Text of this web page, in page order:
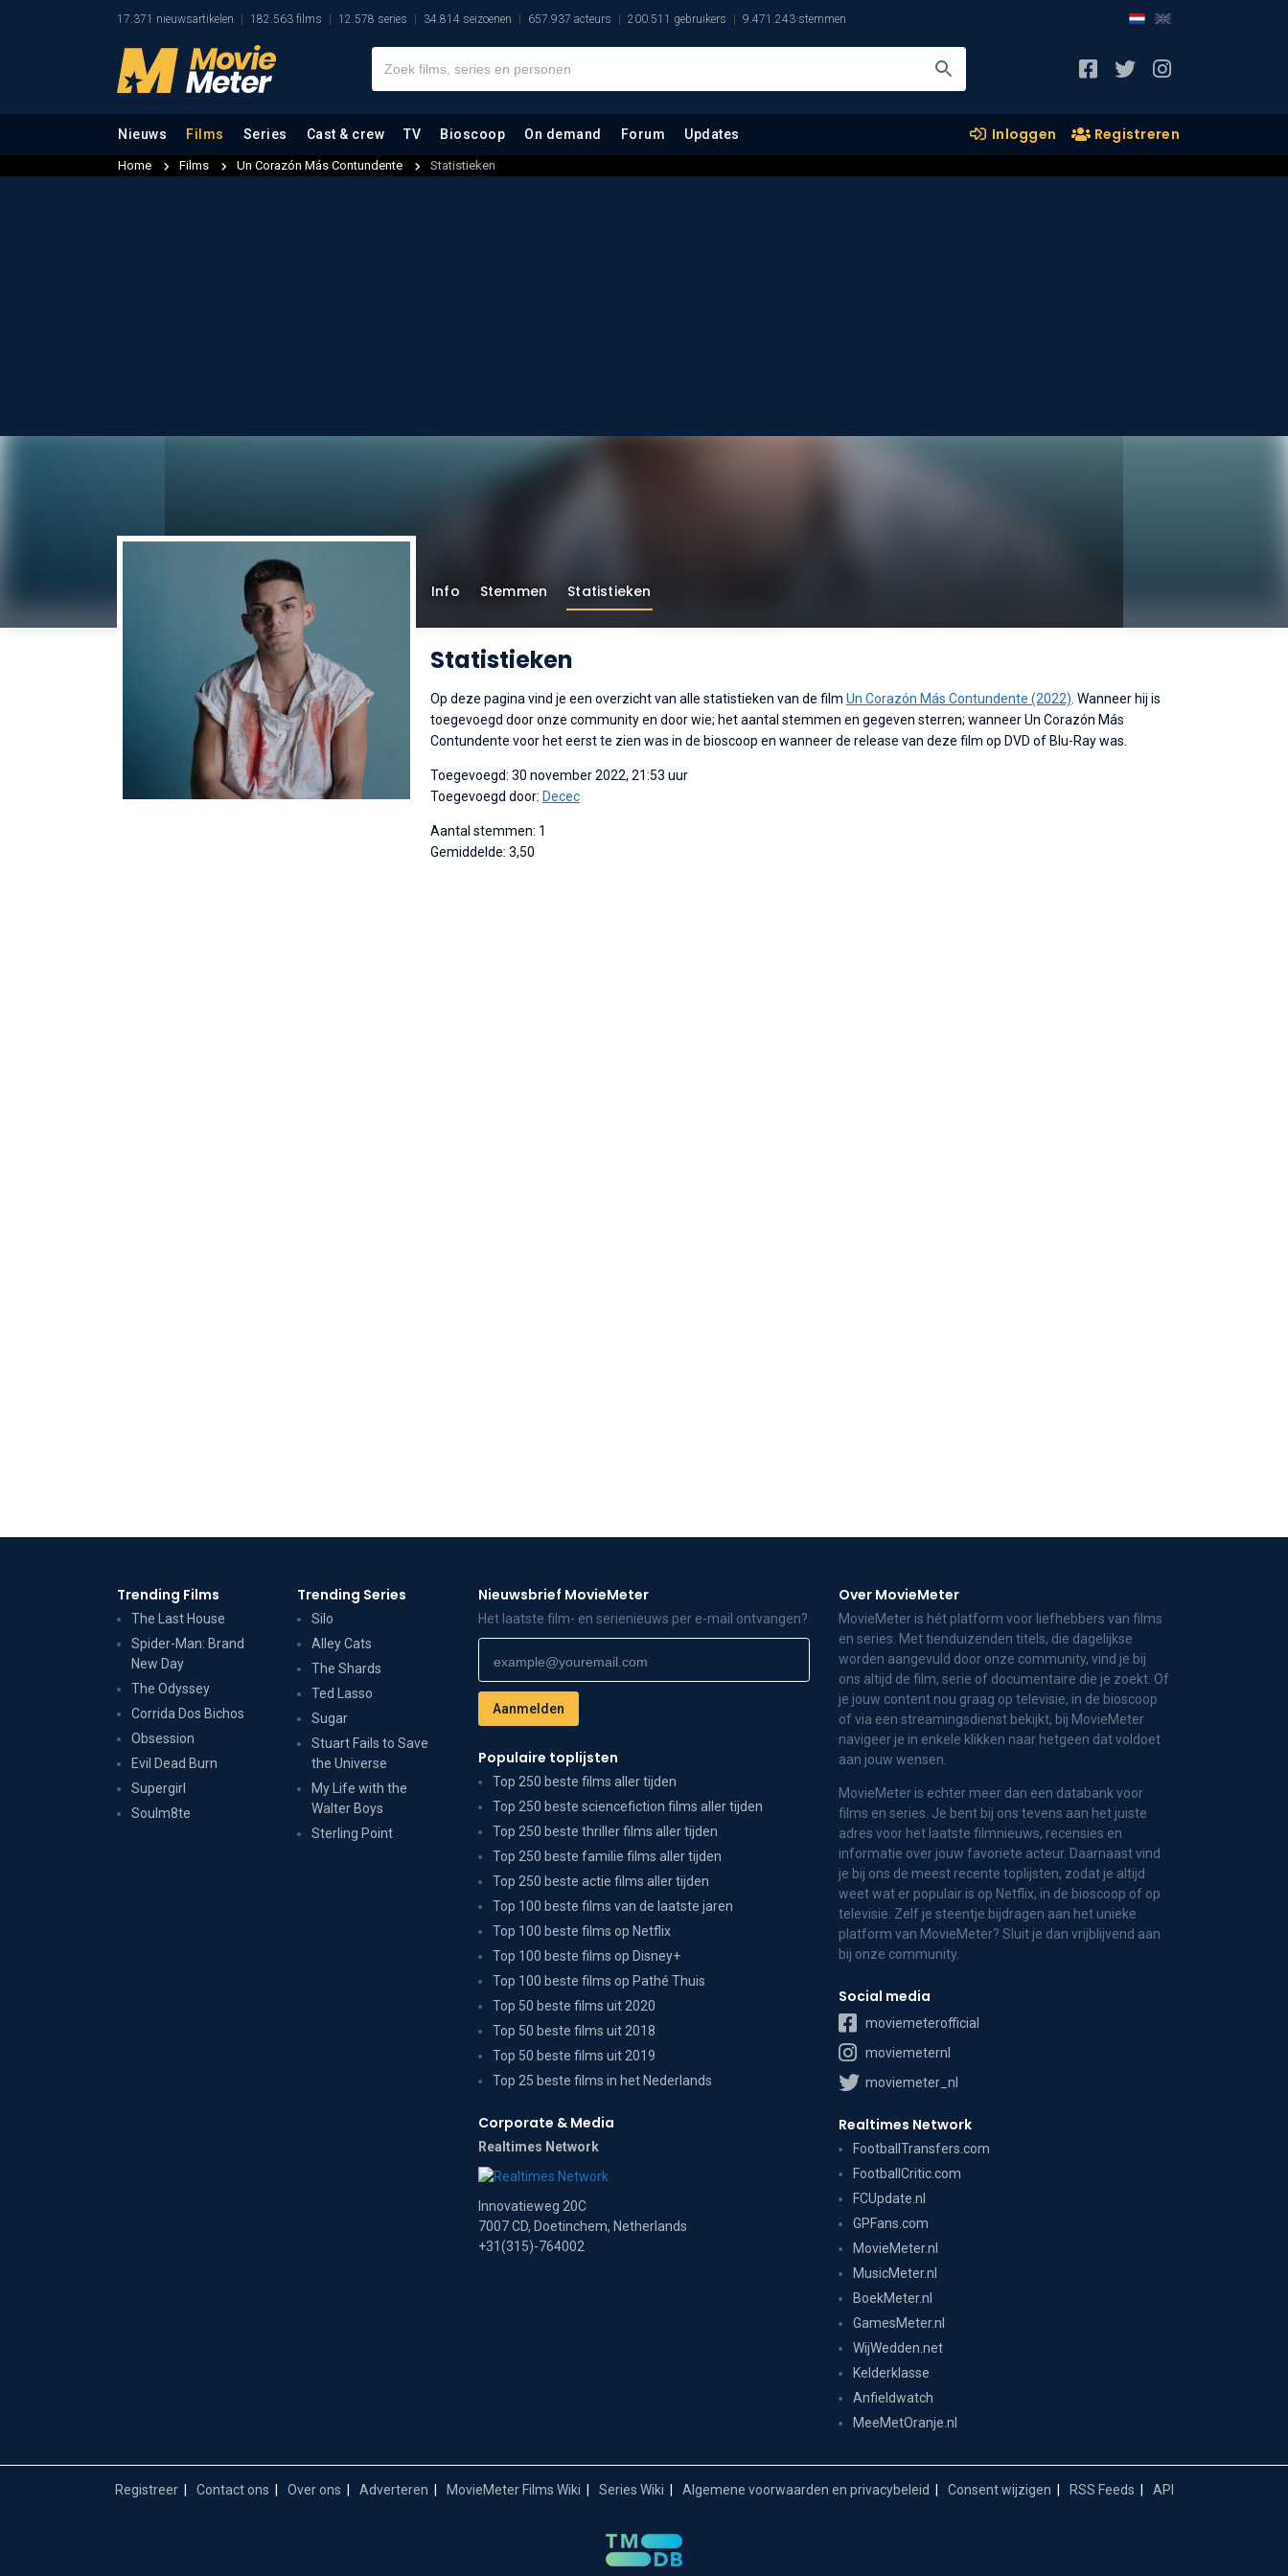
17.371 nieuwsartikelen 182.563 films 12.578 series 34.814 seizoenen 657.937 acteurs 200.511 gebruikers 9.471.243 stemmen
Nieuws Films Series Cast & crew TV Bioscoop On demand Forum Updates Inloggen Registreren
Home Films Un Corazón Más Contundente Statistieken
Info Stemmen Statistieken
Statistieken
Op deze pagina vind je een overzicht van alle statistieken van de film Un Corazón Más Contundente (2022) . Wanneer hij is
toegevoegd door onze community en door wie; het aantal stemmen en gegeven sterren; wanneer Un Corazón Más
Contundente voor het eerst te zien was in de bioscoop en wanneer de release van deze film op DVD of Blu-Ray was.
Toegevoegd: 30 november 2022, 21:53 uur
Toegevoegd door: Decec
Aantal stemmen: 1
Gemiddelde: 3,50
Trending Films
The Last House
Spider-Man: Brand
New Day
The Odyssey
Corrida Dos Bichos
Obsession
Evil Dead Burn
Supergirl
Soulm8te
Trending Series
Silo
Alley Cats
The Shards
Ted Lasso
Sugar
Stuart Fails to Save
the Universe
My Life with the
Walter Boys
Sterling Point
Nieuwsbrief MovieMeter
Het laatste film- en serienieuws per e-mail ontvangen?
Populaire toplijsten
Top 250 beste films aller tijden
Top 250 beste sciencefiction films aller tijden
Top 250 beste thriller films aller tijden
Top 250 beste familie films aller tijden
Top 250 beste actie films aller tijden
Top 100 beste films van de laatste jaren
Top 100 beste films op Netflix
Top 100 beste films op Disney+
Top 100 beste films op Pathé Thuis
Top 50 beste films uit 2020
Top 50 beste films uit 2018
Top 50 beste films uit 2019
Top 25 beste films in het Nederlands
Corporate & Media
Realtimes Network
Innovatieweg 20C
7007 CD, Doetinchem, Netherlands
+31(315)-764002
Over MovieMeter
MovieMeter is hét platform voor liefhebbers van films
en series. Met tienduizenden titels, die dagelijkse
worden aangevuld door onze community, vind je bij
ons altijd de film, serie of documentaire die je zoekt. Of
je jouw content nou graag op televisie, in de bioscoop
of via een streamingsdienst bekijkt, bij MovieMeter
navigeer je in enkele klikken naar hetgeen dat voldoet
aan jouw wensen.
MovieMeter is echter meer dan een databank voor
films en series. Je bent bij ons tevens aan het juiste
adres voor het laatste filmnieuws, recensies en
informatie over jouw favoriete acteur. Daarnaast vind
je bij ons de meest recente toplijsten, zodat je altijd
weet wat er populair is op Netflix, in de bioscoop of op
televisie. Zelf je steentje bijdragen aan het unieke
platform van MovieMeter? Sluit je dan vrijblijvend aan
bij onze community.
Social media
moviemeterofficial
moviemeternl
moviemeter_nl
Realtimes Network
FootballTransfers.com
FootballCritic.com
FCUpdate.nl
GPFans.com
MovieMeter.nl
MusicMeter.nl
BoekMeter.nl
GamesMeter.nl
WijWedden.net
Kelderklasse
Anfieldwatch
MeeMetOranje.nl
Registreer Contact ons Over ons Adverteren MovieMeter Films Wiki Series Wiki Algemene voorwaarden en privacybeleid Consent wijzigen RSS Feeds API